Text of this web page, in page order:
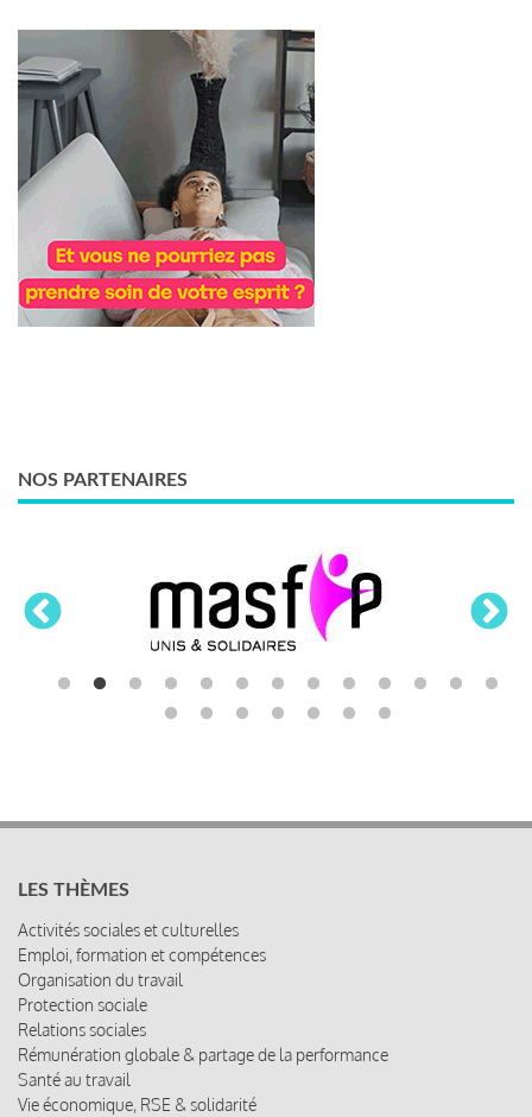
NOS PARTENAIRES
LES THÈMES
Activités sociales et culturelles
Emploi, formation et compétences
Organisation du travail
Protection sociale
Relations sociales
Rémunération globale & partage de la performance
Santé au travail
Vie économique, RSE & solidarité